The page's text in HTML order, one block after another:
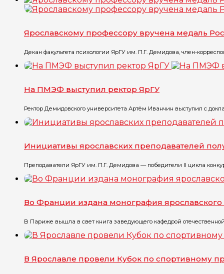
Ярославскому профессору вручена медаль
Декан факультета психологии ЯрГУ им. П.Г. Демидова, член-
На ПМЭФ выступил ректор ЯрГУ
Ректор Демидовского университета Артём Иванчин выступил с
Инициативы ярославских преподавателей
Преподаватели ЯрГУ им. П.Г. Демидова — победители II цикла
Во Франции издана монография
В Париже вышла в свет книга заведующего кафедрой
В Ярославле провели Кубок по спортивному